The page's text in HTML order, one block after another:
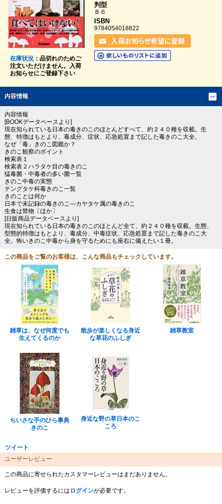
在庫状況：品切れのためご
注文いただけません。入荷
お知らせにご登録下さい
判型
Ｂ６
ISBN
9784054018822
内容情報
内容情報
[BOOKデータベースより]
現在知られている日本の毒きのこのほとんどすべて、約２４０種を収載。生
態、特徴はもとより、毒成分、症状、応急処置まで記した毒きのこ大全。
なぜ「毒」きのこ図鑑か？
きのこ観察のポイント
検索表１
検索表２ハラタケ目の毒きのこ
猛毒菌・中毒者の多い菌一覧
きのこ中毒の実態
テングタケ科毒きのこ一覧
きのことは何か
日本で未記録の毒きのこ―カヤタケ属の毒きのこ
生食は禁物〔ほか〕
[日販商品データベースより]
現在知られている日本の毒きのこのほとんど全て、約２４０種を収載。生態、
型態的特徴はもとより、毒成分、中毒症状、応急処置まで記した毒きのこ大
全。怖いきのこ中毒から身を守るためにも座右に備えたい１冊。
この商品をご覧のお客様は、こんな商品もチェックしています。
雑草は、なぜ何度でも
生えてくるのか
散歩が楽しくなる身近
な草花のふしぎ
雑草教室
ちいさな手のひら事典
きのこ
身近な野の草日本のこ
ころ
ツイート
ユーザーレビュー
この商品に寄せられたカスタマーレビューはまだありません。
レビューを評価するには ログインが必要です。